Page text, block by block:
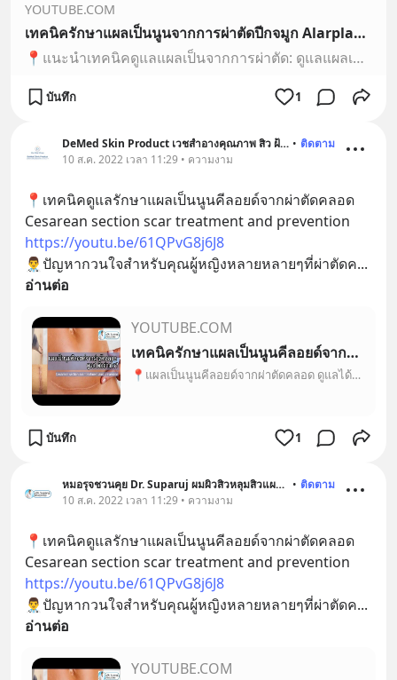
YOUTUBE.COM
เทคนิครักษาแผลเป็นนูนจากการผ่าตัดปีกจมูก Alarplasty ด้วยเทคนิค MultiLaser Therapy: Picosecond Laser
📍แนะนำเทคนิคดูแลแผลเป็นจากการผ่าตัด: ดูแลแผลเป็นนูนจากการผ่าตัดปีกจมูก Alarplasty ด้วยเทคนิค MultiLaser Therapy: Picosecond Laser + Gold Toning + Fractional...
บันทึก 1
DeMed Skin Product เวชสำอางคุณภาพ สิว ฝ้า ผมร่วง • ติดตาม
10 ส.ค. 2022 เวลา 11:29 • ความงาม
📍เทคนิคดูแลรักษาแผลเป็นนูนคีลอยด์จากผ่าตัดคลอด
https://youtu.be/61QPvG8j6J8
👨‍⚕️ปัญหากวนใจสำหรับคุณผู้หญิงหลายหลายๆที่ผ่าตัดค
อ่านต่อ
YOUTUBE.COM
เทคนิครักษาแผลเป็นนูนคีลอยด์จากผ่าตัดคลอด Cesarean section scar treatment หมอรุจชวนคุย แผลผ่าคลอด
📍แผลเป็นนูนคีลอยด์จากผ่าตัดคลอด ดูแลได้อย่างไร‌? Cesarean section scar treatment and preventionปัญหากวนใจสำหรับคุณผู้หญิงหลายหลายๆที่ผ่าตัดคลอด ก็คือมีโอกาส...
บันทึก 1
หมอรุจชวนคุย Dr. Suparuj ผมผิวสิวหลุมสิวแผลเป็น • ติดตาม
10 ส.ค. 2022 เวลา 11:29 • ความงาม
📍เทคนิคดูแลรักษาแผลเป็นนูนคีลอยด์จากผ่าตัดคลอด
https://youtu.be/61QPvG8j6J8
👨‍⚕️ปัญหากวนใจสำหรับคุณผู้หญิงหลายหลายๆที่ผ่าตัดค
อ่านต่อ
YOUTUBE.COM